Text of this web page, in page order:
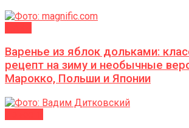
Варенье из яблок дольками:
рецепт на зиму и необычные
Марокко, Польши и Японии